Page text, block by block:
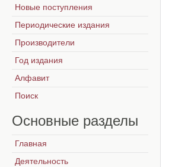
Новые поступления
Периодические издания
Производители
Год издания
Алфавит
Поиск
Основные разделы
Главная
Деятельность